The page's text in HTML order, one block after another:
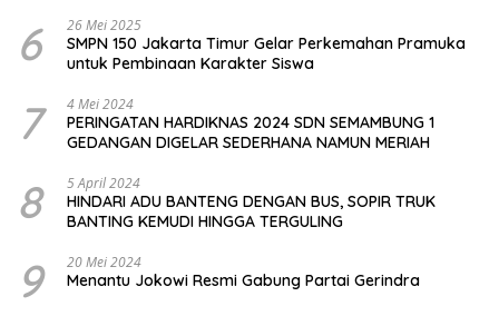
6 26 Mei 2025
SMPN 150 Jakarta Timur Gelar Perkemahan Pramuka
untuk Pembinaan Karakter Siswa
7 4 Mei 2024
PERINGATAN HARDIKNAS 2024 SDN SEMAMBUNG 1
GEDANGAN DIGELAR SEDERHANA NAMUN MERIAH
8 5 April 2024
HINDARI ADU BANTENG DENGAN BUS, SOPIR TRUK
BANTING KEMUDI HINGGA TERGULING
9 20 Mei 2024
Menantu Jokowi Resmi Gabung Partai Gerindra